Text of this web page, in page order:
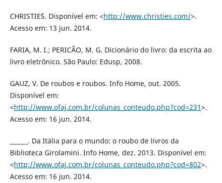
CHRISTIE`S. Disponível em: <http://www.christies.com/>.
Acesso em: 13 jun. 2014.
FARIA, M. I.; PERICÃO, M. G. Dicionário do livro: da escrita ao
livro eletrônico. São Paulo: Edusp, 2008.
GAUZ, V. De roubos e roubos. Info Home, out. 2005.
Disponível em:
<http://www.ofaj.com.br/colunas_conteudo.php?cod=231>.
Acesso em: 16 jun. 2014.
______. Da Itália para o mundo: o roubo de livros da
Biblioteca Girolamini. Info Home, dez. 2013. Disponível em:
<http://www.ofaj.com.br/colunas_conteudo.php?cod=802>.
Acesso em: 16 jun. 2014.